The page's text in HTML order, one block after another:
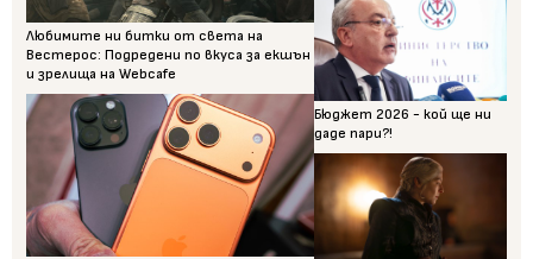
Любимите ни битки от света на
Вестерос: Подредени по вкуса за екшън
и зрелища на Webcafe
Бюджет 2026 - кой ще ни
даде пари?!